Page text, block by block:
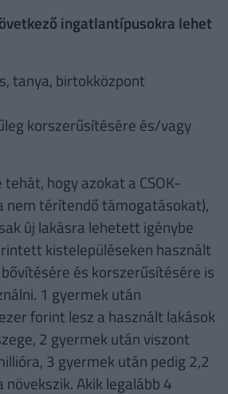
ingatlantípusokra lehet
tanya, birtokközpont
korszerűsítésére és/vagy
hogy azokat a CSOK-
nem térítendő támogatásokat),
új lakásra lehetett igénybe
kistelepüléseken használt
és korszerűsítésére is
1 gyermek után
forint lesz a használt lakások
2 gyermek után viszont
3 gyermek után pedig 2,2
Akik legalább 4